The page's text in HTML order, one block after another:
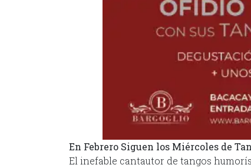
En Febrero Siguen los Miércoles de
El inefable cantautor de tangos